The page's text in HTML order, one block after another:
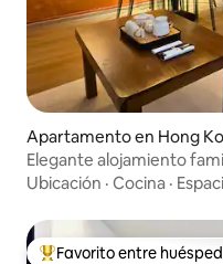
Apartamento en Hong
Elegante alojamiento
para 10 personas | En el
Ubicación · Cocina ·
Favorito entre